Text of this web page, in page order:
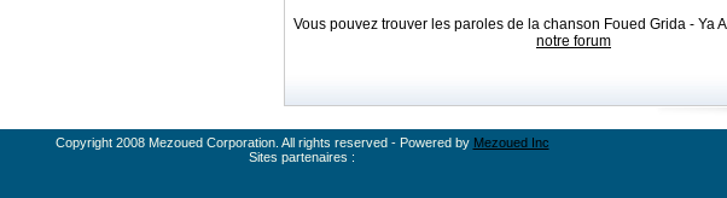
Vous pouvez trouver les paroles de la chanson Foued Grida - Ya
notre forum
Copyright 2008 Mezoued Corporation. All rights reserved - Powered by Mezoued Inc
Sites partenaires :